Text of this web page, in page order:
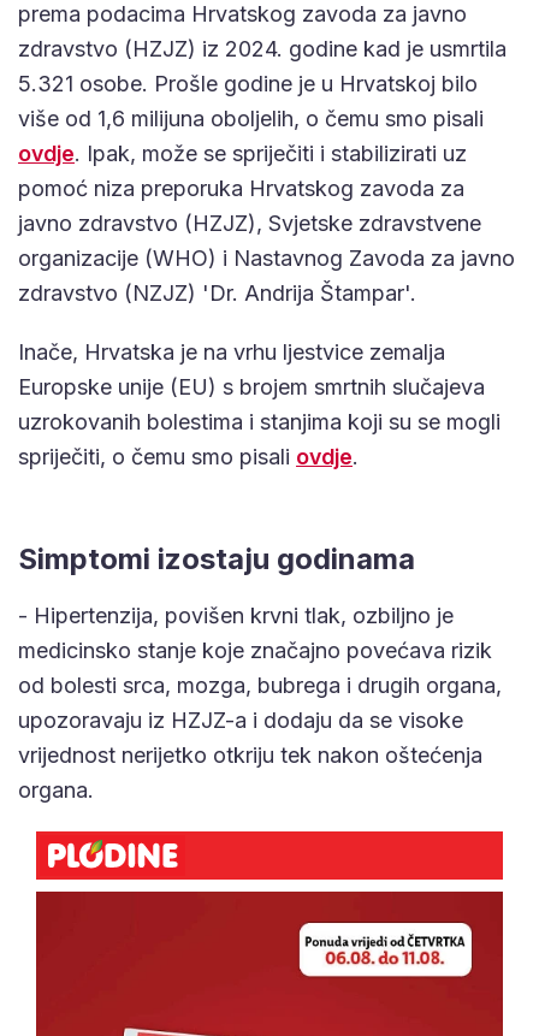
prema podacima Hrvatskog zavoda za javno
zdravstvo (HZJZ) iz 2024. godine kad je usmrtila
5.321 osobe. Prošle godine je u Hrvatskoj bilo
više od 1,6 milijuna oboljelih, o čemu smo pisali
ovdje. Ipak, može se spriječiti i stabilizirati uz
pomoć niza preporuka Hrvatskog zavoda za
javno zdravstvo (HZJZ), Svjetske zdravstvene
organizacije (WHO) i Nastavnog Zavoda za javno
zdravstvo (NZJZ) 'Dr. Andrija Štampar'.
Inače, Hrvatska je na vrhu ljestvice zemalja
Europske unije (EU) s brojem smrtnih slučajeva
uzrokovanih bolestima i stanjima koji su se mogli
spriječiti, o čemu smo pisali ovdje.
Simptomi izostaju godinama
- Hipertenzija, povišen krvni tlak, ozbiljno je
medicinsko stanje koje značajno povećava rizik
od bolesti srca, mozga, bubrega i drugih organa,
upozoravaju iz HZJZ-a i dodaju da se visoke
vrijednost nerijetko otkriju tek nakon oštećenja
organa.